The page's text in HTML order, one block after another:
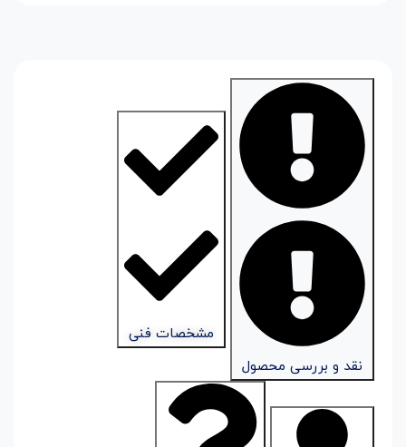
نقد و بررسی محصول
مشخصات فنی